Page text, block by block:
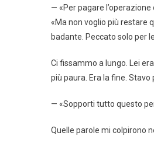
— «Per pagare
«Ma non voglio più restare
badante. Peccato solo per
Ci fissammo a lungo. Lei
più paura. Era la fine.
— «Sopporti tutto questo
Quelle parole mi colpirono